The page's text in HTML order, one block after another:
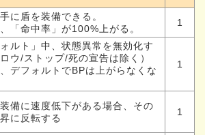
に盾を装備できる。
「命中率」が100%上がる。
1
ォルト」中、状態異常を無効化す
ウ/ストップ/死の宣告は除く）
デフォルトでBPは上がらなくな
1
備に速度低下がある場合、その
に反転する
1